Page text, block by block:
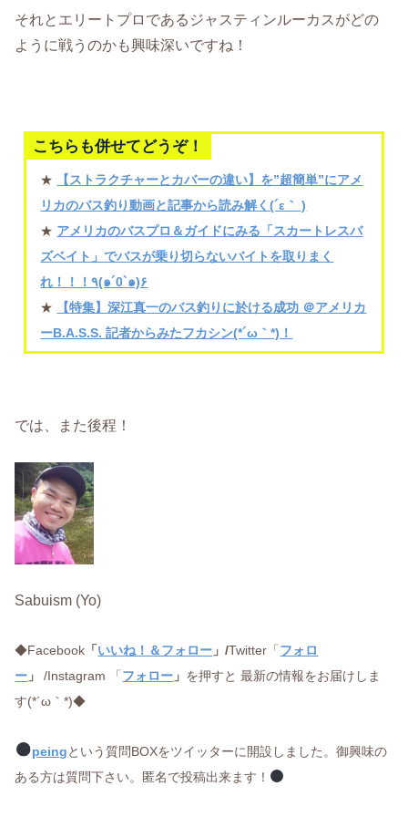
それとエリートプロであるジャスティンルーカスがどの
ように戦うのかも興味深いですね！
こちらも併せてどうぞ！
★
【ストラクチャーとカバーの違い】を”超簡単”にアメ
リカのバス釣り動画と記事から読み解く(´ε｀ )
★ アメリカのバスプロ＆ガイドにみる「スカートレスバ
ズベイト」でバスが乗り切らないバイトを取りまく
れ！！！٩(๑´0`๑)۶
★
【特集】深江真一のバス釣りに於ける成功 ＠アメリカ
ーB.A.S.S. 記者からみたフカシン(*´ω｀*)！
では、また後程！
Sabuism (Yo)
◆Facebook 「 いいね！＆フォロー 」/Twitter「 フォロ
ー 」/Instagram 「 フォロー 」 を押すと 最新の情報をお届けしま
す(*´ω｀*)◆
peingという質問BOXをツイッターに開設しました。御興味の
ある方は質問下さい。匿名で投稿出来ます！